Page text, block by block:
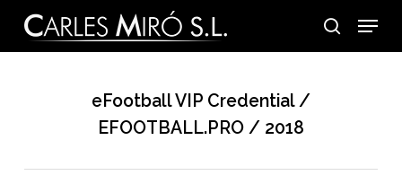
main
search
Menu
eFootball VIP Credential /
EFOOTBALL.PRO / 2018